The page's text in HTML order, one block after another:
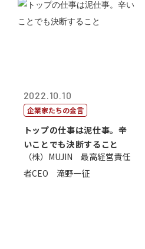
2022.10.10
企業家たちの金言
トップの仕事は泥仕事。辛
いことでも決断すること
（株）MUJIN 最高経営責任
者CEO 滝野一征